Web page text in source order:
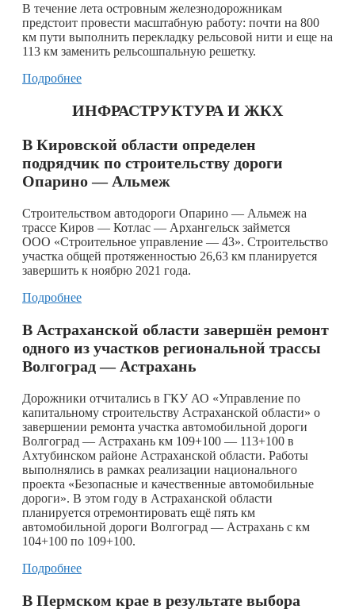
В течение лета островным железнодорожникам
предстоит провести масштабную работу: почти на 800
км пути выполнить перекладку рельсовой нити и еще на
113 км заменить рельсошпальную решетку.
Подробнее
ИНФРАСТРУКТУРА И ЖКХ
В Кировской области определен
подрядчик по строительству дороги
Опарино — Альмеж
Строительством автодороги Опарино — Альмеж на
трассе Киров — Котлас — Архангельск займется
ООО «Строительное управление — 43». Строительство
участка общей протяженностью 26,63 км планируется
завершить к ноябрю 2021 года.
Подробнее
В Астраханской области завершён ремонт
одного из участков региональной трассы
Волгоград — Астрахань
Дорожники отчитались в ГКУ АО «Управление по
капитальному строительству Астраханской области» о
завершении ремонта участка автомобильной дороги
Волгоград — Астрахань км 109+100 — 113+100 в
Ахтубинском районе Астраханской области. Работы
выполнялись в рамках реализации национального
проекта «Безопасные и качественные автомобильные
дороги». В этом году в Астраханской области
планируется отремонтировать ещё пять км
автомобильной дороги Волгоград — Астрахань с км
104+100 по 109+100.
Подробнее
В Пермском крае в результате выбора